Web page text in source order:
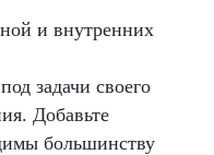
и внутренних
задачи своего
Добавьте
большинству